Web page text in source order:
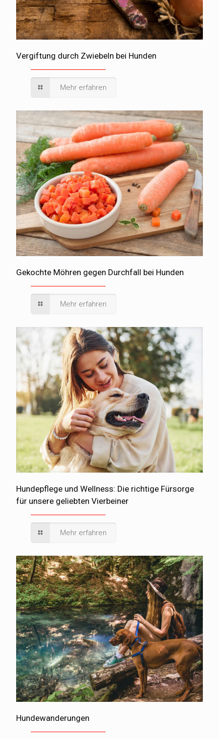
Vergiftung durch Zwiebeln bei Hunden
Mehr erfahren
Gekochte Möhren gegen Durchfall bei Hunden
Mehr erfahren
Hundepflege und Wellness: Die richtige Fürsorge
für unsere geliebten Vierbeiner
Mehr erfahren
Hundewanderungen